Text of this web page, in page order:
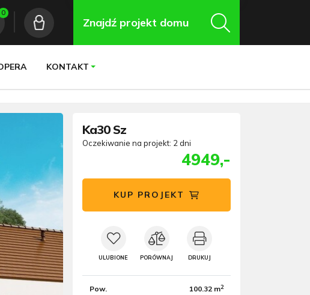
0
KONTAKT
Znajdź projekt domu
Ka30 Sz
Oczekiwanie na projekt: 2 dni
4949,-
KUP PROJEKT
ULUBIONE PORÓWNAJ DRUKUJ
Pow.
100.32 m2